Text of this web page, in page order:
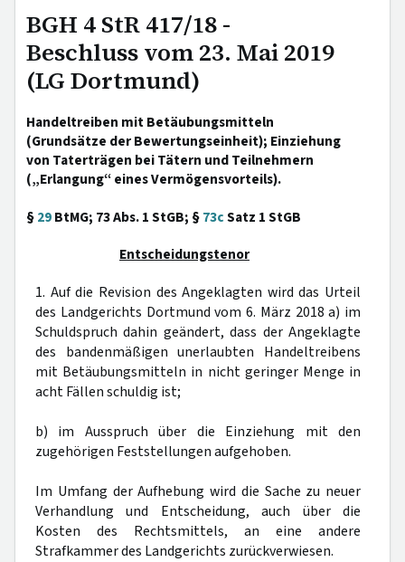
BGH 4 StR 417/18 -
Beschluss vom 23. Mai 2019
(LG Dortmund)
Handeltreiben mit Betäubungsmitteln
(Grundsätze der Bewertungseinheit); Einziehung
von Taterträgen bei Tätern und Teilnehmern
(„Erlangung“ eines Vermögensvorteils).
§29BtMG; 73 Abs. 1 StGB; §73cSatz 1 StGB
Entscheidungstenor
1. Auf die Revision des Angeklagten wird das Urteil
des Landgerichts Dortmund vom 6. März 2018 a) im
Schuldspruch dahin geändert, dass der Angeklagte
des bandenmäßigen unerlaubten Handeltreibens
mit Betäubungsmitteln in nicht geringer Menge in
acht Fällen schuldig ist;
b) im Ausspruch über die Einziehung mit den
zugehörigen Feststellungen aufgehoben.
Im Umfang der Aufhebung wird die Sache zu neuer
Verhandlung und Entscheidung, auch über die
Kosten des Rechtsmittels, an eine andere
Strafkammer des Landgerichts zurückverwiesen.